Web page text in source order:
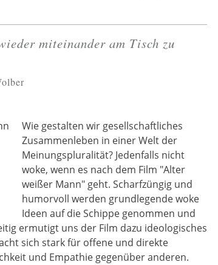
miteinander am Tisch zu
Wie gestalten wir gesellschaftliches
Zusammenleben in einer Welt der
Meinungspluralität? Jedenfalls nicht
woke, wenn es nach dem Film "Alter
weißer Mann" geht. Scharfzüngig und
humorvoll werden grundlegende woke
Ideen auf die Schippe genommen und
ermutigt uns der Film dazu ideologisches
sich stark für offene und direkte
und Empathie gegenüber anderen.